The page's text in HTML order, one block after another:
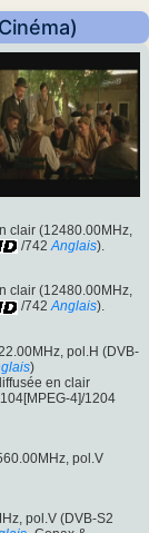
clair (12480.00MHz,
/742 Anglais).
clair (12480.00MHz,
/742 Anglais).
pol.H (DVB-
)
en clair
4]/1204
pol.V
pol.V (DVB-S2